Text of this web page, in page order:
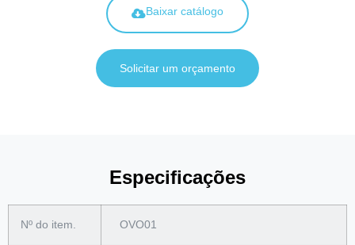
Baixar catálogo
Solicitar um orçamento
Especificações
Nº do item. OVO01